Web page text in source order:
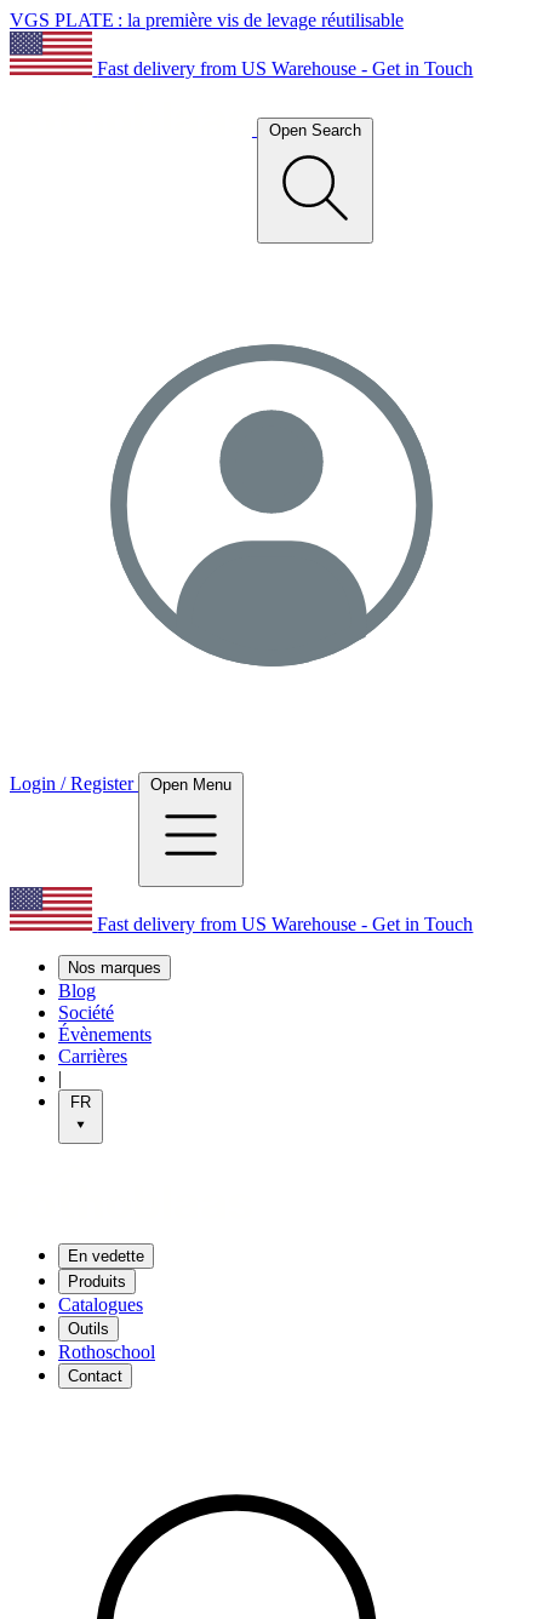
VGS PLATE : la première vis de levage réutilisable
Fast delivery from US Warehouse - Get in Touch
Open Search
Login / Register Open Menu
Fast delivery from US Warehouse - Get in Touch
Nos marques
Blog
Société
Évènements
Carrières
|
FR
En vedette
Produits
Catalogues
Outils
Rothoschool
Contact